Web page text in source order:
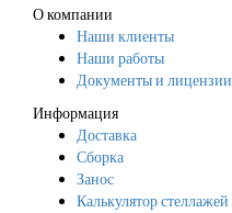
О компании
Наши клиенты
Наши работы
Документы и лицензии
Информация
Доставка
Сборка
Занос
Калькулятор стеллажей